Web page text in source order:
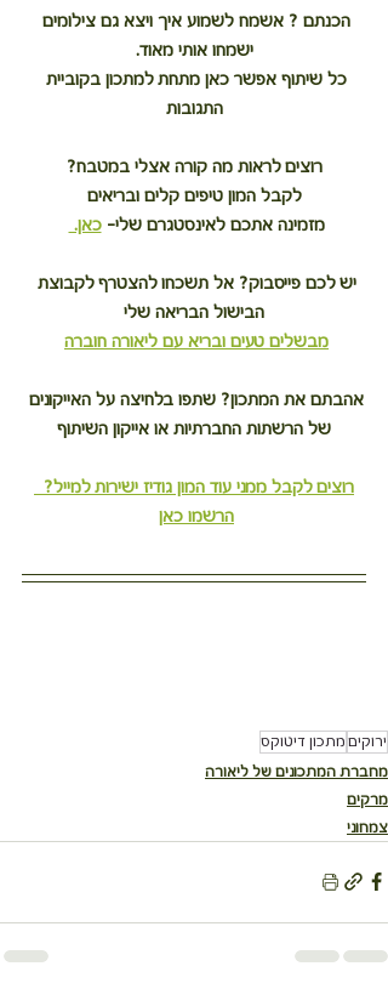
הכנתם ? אשמח לשמוע איך ויצא גם צילומים
ישמחו אותי מאוד.
כל שיתוף אפשר כאן מתחת למתכון בקוביית
התגובות
רוצים לראות מה קורה אצלי במטבח?
לקבל המון טיפים קלים ובריאים
מזמינה אתכם לאינסטגרם שלי– כאן.
יש לכם פייסבוק? אל תשכחו להצטרף לקבוצת
הבישול הבריאה שלי
מבשלים טעים ובריא עם ליאורה חוברה
אהבתם את המתכון? שתפו בלחיצה על האייקונים
של הרשתות החברתיות או אייקון השיתוף
רוצים לקבל ממני עוד המון גודיז ישירות למייל?
הרשמו כאן
ירוקים מתכון דיטוקס
מחברת המתכונים של ליאורה
מרקים
צמחוני